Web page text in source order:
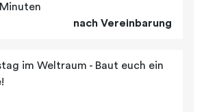
nach Vereinbarung
im Weltraum - Baut euch ein